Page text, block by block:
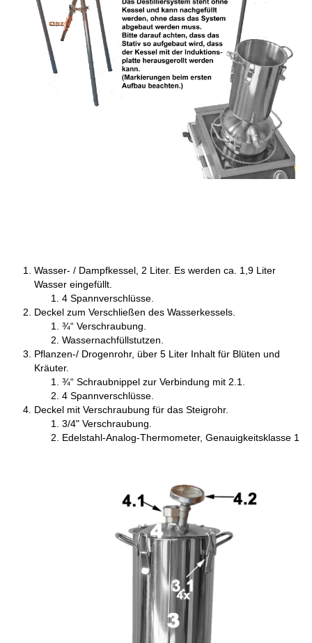
Wasser- / Dampfkessel, 2 Liter. Es werden ca. 1,9 Liter
Wasser eingefüllt.
4 Spannverschlüsse.
Deckel zum Verschließen des Wasserkessels.
¾“ Verschraubung.
Wassernachfüllstutzen.
Pflanzen-/ Drogenrohr, über 5 Liter Inhalt für Blüten und
Kräuter.
¾“ Schraubnippel zur Verbindung mit 2.1.
4 Spannverschlüsse.
Deckel mit Verschraubung für das Steigrohr.
3/4" Verschraubung.
Edelstahl-Analog-Thermometer, Genauigkeitsklasse 1